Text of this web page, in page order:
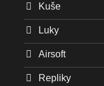
Kuše
Luky
Airsoft
Repliky